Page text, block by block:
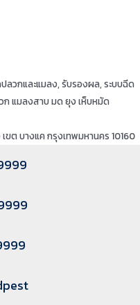
วกและแมลง, รับรองผล, ระบบฉีด
ก แมลงสาบ มด ยุง เห็บหมัด
ต บางแค กรุงเทพมหานคร 10160